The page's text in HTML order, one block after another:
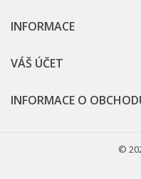
INFORMACE
VÁŠ ÚČET
INFORMACE O
©